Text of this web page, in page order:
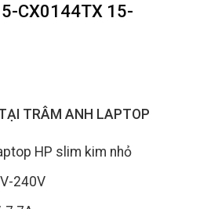
CX0144TX 15-
TRÂM ANH LAPTOP
HP slim kim nhỏ
240V